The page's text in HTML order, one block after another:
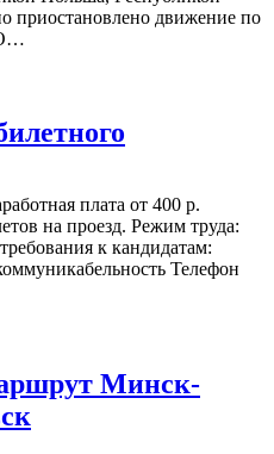
приостановлено движение по
плата от 400 р.
на проезд. Режим труда:
к кандидатам:
Телефон
Минск-